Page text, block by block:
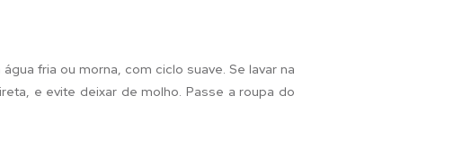
fria ou morna, com ciclo suave. Se lavar na
e evite deixar de molho. Passe a roupa do